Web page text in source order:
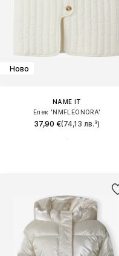
Ново
NAME IT
Елек 'NMFLEONORA'
37,90 €(74,13 лв.³)